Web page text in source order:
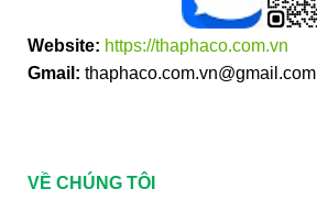
Website: https://thaphaco.com.vn
Gmail: thaphaco.com.vn@gmail.com
VỀ CHÚNG TÔI